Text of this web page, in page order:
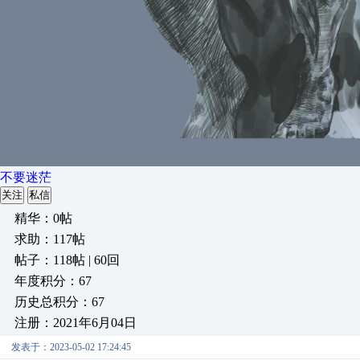
不要迷茫
关注 私信
精华：0帖
求助：117帖
帖子：118帖 | 60回
年度积分：67
历史总积分：67
注册：2021年6月04日
发表于：2023-05-02 17:24:45